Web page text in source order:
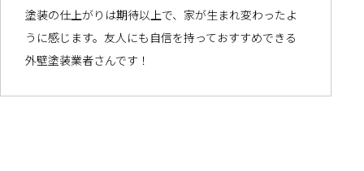
塗装の仕上がりは期待以上で、家が生まれ変わったよ
うに感じます。友人にも自信を持っておすすめできる
外壁塗装業者さんです！